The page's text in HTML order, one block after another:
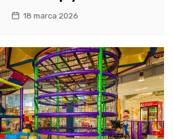
18 marca 2026